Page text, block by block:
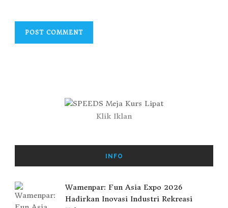
Klik Iklan
INFO
Wamenpar: Fun Asia Expo 2026
Hadirkan Inovasi Industri Rekreasi